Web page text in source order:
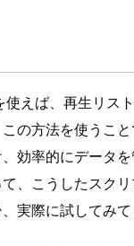
使えば、再生リス
の方法を使うこ
効率的にデータ
、こうしたスク
実際に試してみて